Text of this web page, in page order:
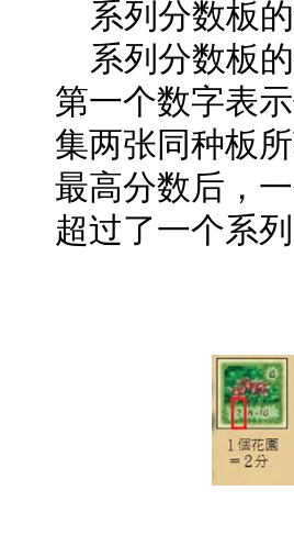
系列分数板
系列分数板的
第一个数字表
集两张同种板
最高分数后，
超过了一个系